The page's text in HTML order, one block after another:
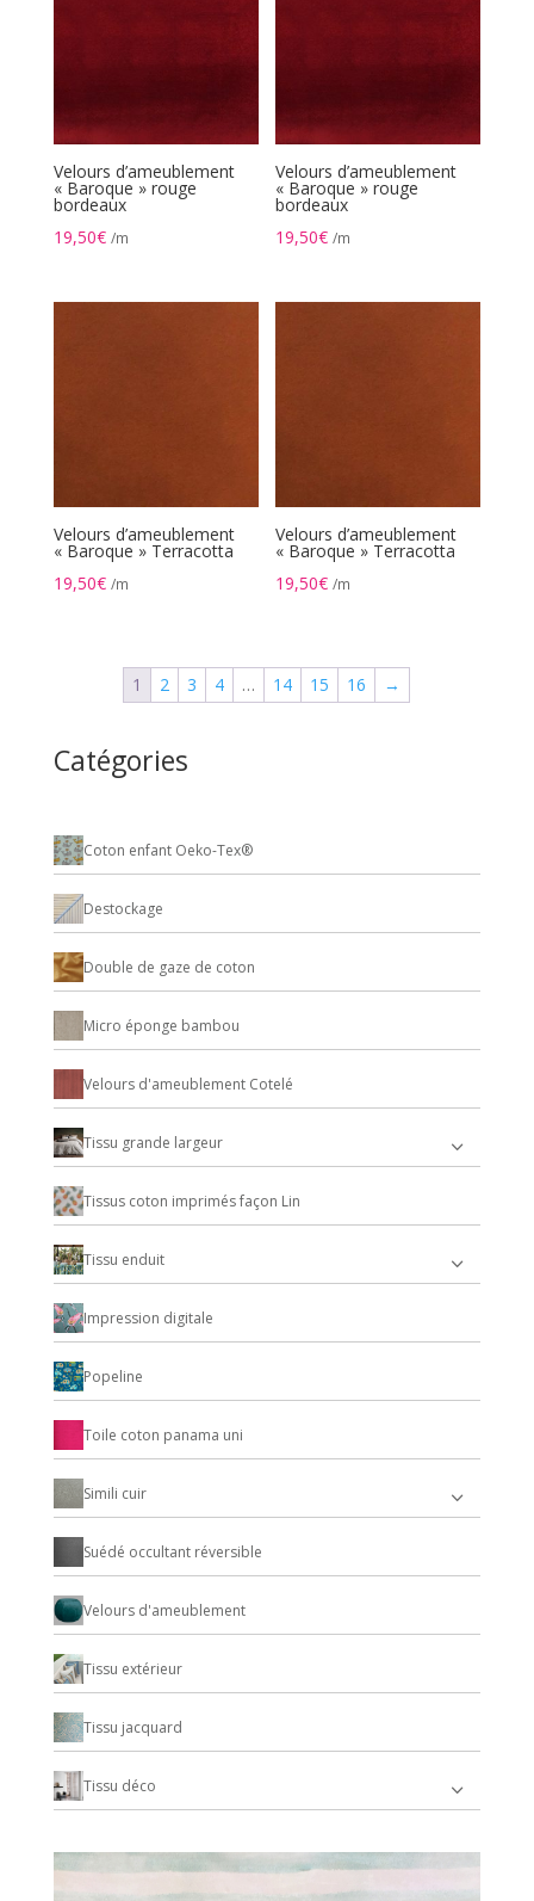
Catégories
Coton enfant Oeko-Tex®
Destockage
Double de gaze de coton
Micro éponge bambou
Velours d'ameublement Cotelé
Tissu grande largeur
Tissus coton imprimés façon Lin
Tissu enduit
Impression digitale
Popeline
Toile coton panama uni
Simili cuir
Suédé occultant réversible
Velours d'ameublement
Tissu extérieur
Tissu jacquard
Tissu déco
Velours d’ameublement
« Baroque » rouge
bordeaux
19,50€ /m
Velours d’ameublement
« Baroque » rouge
bordeaux
19,50€ /m
Velours d’ameublement
« Baroque » Terracotta
19,50€ /m
Velours d’ameublement
« Baroque » Terracotta
19,50€ /m
1 2 3 4 … 14 15 16 →